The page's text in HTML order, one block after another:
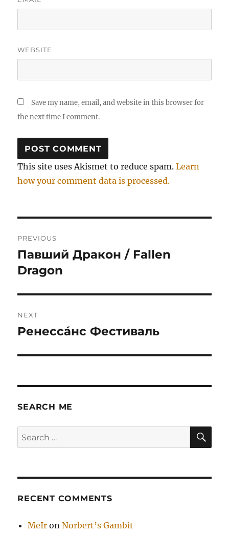
WEBSITE
Save my name, email, and website in this browser for
the next time I comment.
This site uses Akismet to reduce spam.Learn
how your comment data is processed.
navigation
PREVIOUS
Previous
post:
Павший Дракон / Fallen
Dragon
NEXT
Next
Ренесса́нс Фестиваль
SEARCH ME
Search
for:
RECENT COMMENTS
MeIr onNorbert’s Gambit